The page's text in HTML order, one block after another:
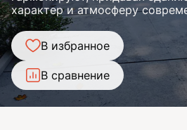
характер и атмосферу
В избранное
В сравнение